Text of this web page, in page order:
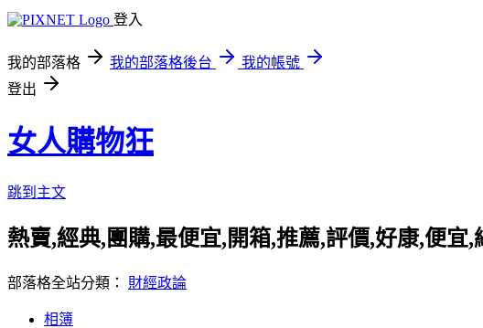
登入
我的部落格 我的部落格後台
我的帳號
登出
女人購物狂
跳到主文
熱賣,經典,團購,最便宜,開箱,推薦,評價,好康,便
部落格全站分類： 財經政論
相簿